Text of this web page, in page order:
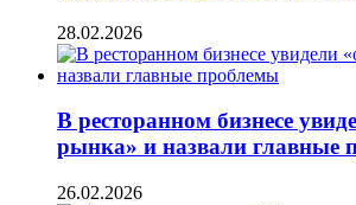
28.02.2026
В ресторанном бизнесе
рынка» и назвали главные
26.02.2026